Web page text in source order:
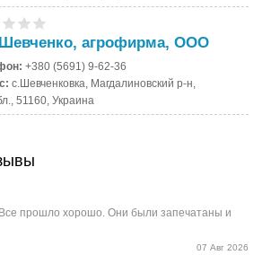
агрофирма, ООО
+380 (5691) 9-62-36
с.Шевченковка, Магдалиновский р-н,
51160, Украина
прошло хорошо. Они были запечатаны и
07 Авг 2026